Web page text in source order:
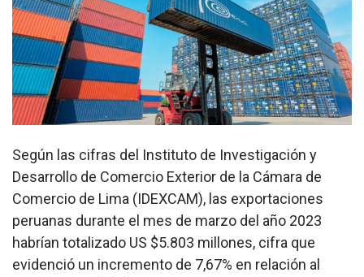
Según las cifras del Instituto de Investigación y
Desarrollo de Comercio Exterior de la Cámara de
Comercio de Lima (IDEXCAM), las exportaciones
peruanas durante el mes de marzo del año 2023
habrían totalizado US $5.803 millones, cifra que
evidenció un incremento de 7,67% en relación al